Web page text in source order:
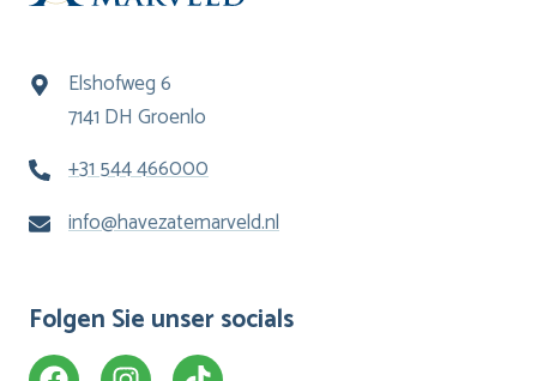
Elshofweg 6
7141 DH Groenlo
+31 544 466000
info@havezatemarveld.nl
Folgen Sie unser socials